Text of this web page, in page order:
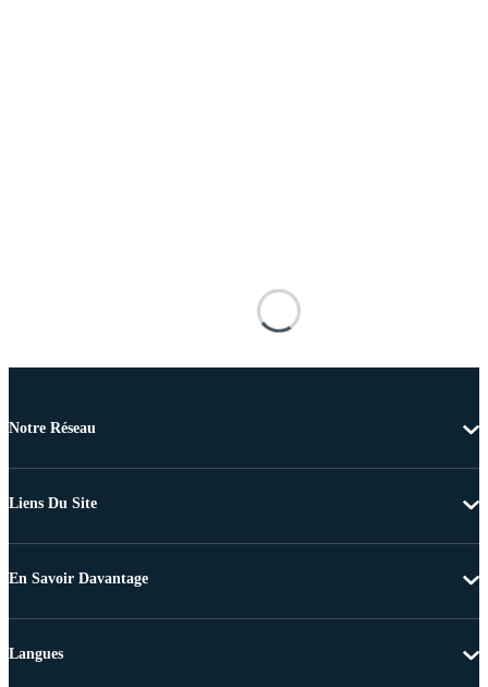
Notre Réseau
Liens Du Site
En Savoir Davantage
Langues